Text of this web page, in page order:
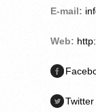
E-mail:
Web:
Twitter